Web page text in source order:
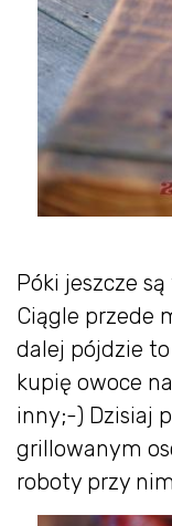
Póki jeszcze
Ciągle przede
dalej pójdzie
kupię owoce
inny;-) Dzisiaj
grillowanym
roboty przy